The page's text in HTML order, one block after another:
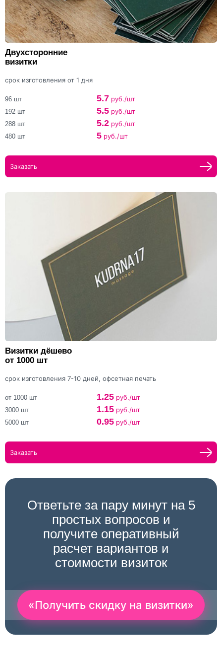
Двухсторонние
визитки
срок изготовления от 1 дня
96 шт 5.7 руб./шт
192 шт 5.5 руб./шт
288 шт 5.2 руб./шт
480 шт 5 руб./шт
Заказать
Визитки дёшево
от 1000 шт
срок изготовления 7-10 дней, офсетная печать
от 1000 шт 1.25 руб./шт
3000 шт 1.15 руб./шт
5000 шт 0.95 руб./шт
Заказать
Ответьте за пару минут на 5
простых вопросов и
получите оперативный
расчет вариантов и
стоимости визиток
«Получить скидку на визитки»